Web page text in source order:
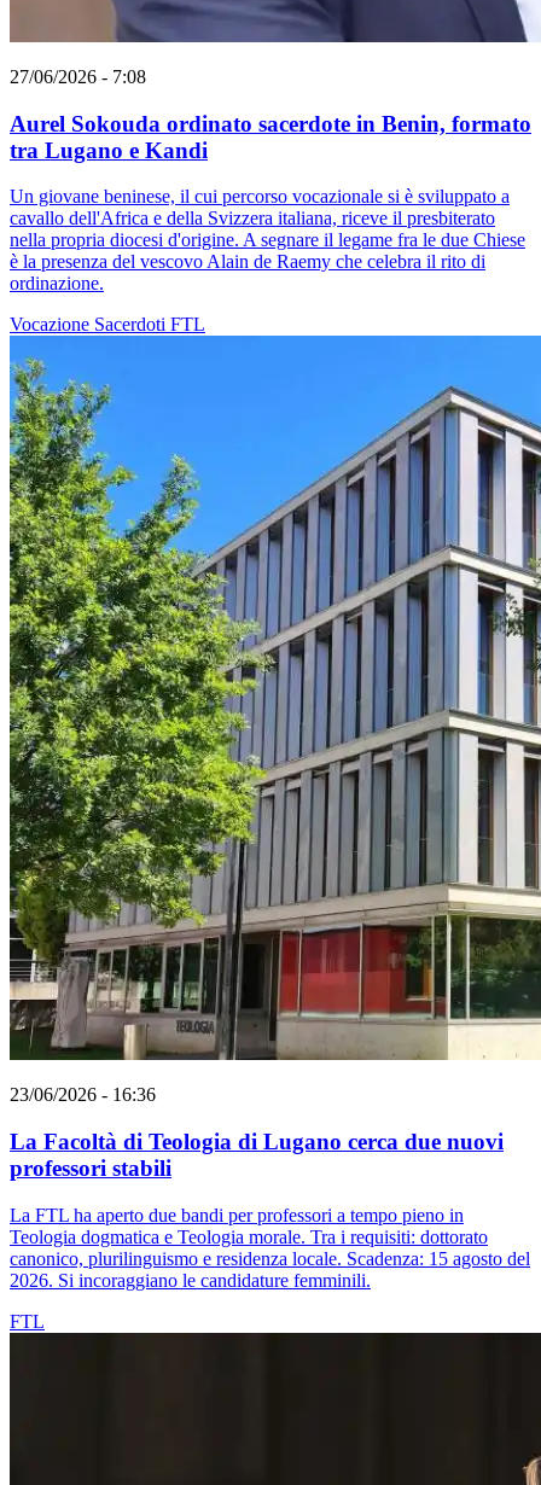
27/06/2026 - 7:08
Aurel Sokouda ordinato sacerdote in Benin, formato
tra Lugano e Kandi
Un giovane beninese, il cui percorso vocazionale si è sviluppato a
cavallo dell'Africa e della Svizzera italiana, riceve il presbiterato
nella propria diocesi d'origine. A segnare il legame fra le due Chiese
è la presenza del vescovo Alain de Raemy che celebra il rito di
ordinazione.
Vocazione Sacerdoti FTL
23/06/2026 - 16:36
La Facoltà di Teologia di Lugano cerca due nuovi
professori stabili
La FTL ha aperto due bandi per professori a tempo pieno in
Teologia dogmatica e Teologia morale. Tra i requisiti: dottorato
canonico, plurilinguismo e residenza locale. Scadenza: 15 agosto del
2026. Si incoraggiano le candidature femminili.
FTL